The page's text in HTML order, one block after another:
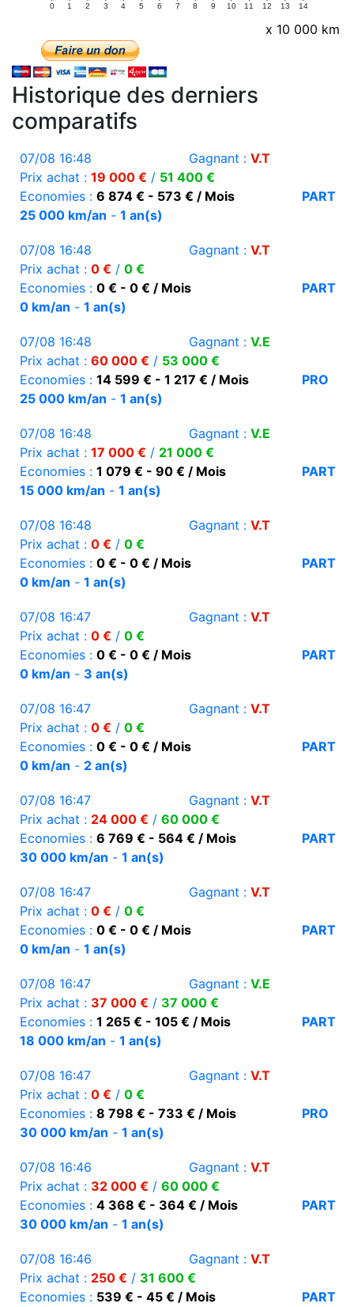
0 1 2 3 4 5 6 7 8 9 10 11 12 13 14
x 10 000 km
Historique des derniers
comparatifs
07/08 16:48 Gagnant : V.T
Prix achat : 19 000 € / 51 400 €
Economies : 6 874 € - 573 € / Mois
PART
25 000 km/an - 1 an(s)
07/08 16:48 Gagnant : V.T
Prix achat : 0 € / 0 €
Economies : 0 € - 0 € / Mois
PART
0 km/an - 1 an(s)
07/08 16:48 Gagnant : V.E
Prix achat : 60 000 € / 53 000 €
Economies : 14 599 € - 1 217 € / Mois
PRO
25 000 km/an - 1 an(s)
07/08 16:48 Gagnant : V.E
Prix achat : 17 000 € / 21 000 €
Economies : 1 079 € - 90 € / Mois
PART
15 000 km/an - 1 an(s)
07/08 16:48 Gagnant : V.T
Prix achat : 0 € / 0 €
Economies : 0 € - 0 € / Mois
PART
0 km/an - 1 an(s)
07/08 16:47 Gagnant : V.T
Prix achat : 0 € / 0 €
Economies : 0 € - 0 € / Mois
PART
0 km/an - 3 an(s)
07/08 16:47 Gagnant : V.T
Prix achat : 0 € / 0 €
Economies : 0 € - 0 € / Mois
PART
0 km/an - 2 an(s)
07/08 16:47 Gagnant : V.T
Prix achat : 24 000 € / 60 000 €
Economies : 6 769 € - 564 € / Mois
PART
30 000 km/an - 1 an(s)
07/08 16:47 Gagnant : V.T
Prix achat : 0 € / 0 €
Economies : 0 € - 0 € / Mois
PART
0 km/an - 1 an(s)
07/08 16:47 Gagnant : V.E
Prix achat : 37 000 € / 37 000 €
Economies : 1 265 € - 105 € / Mois
PART
18 000 km/an - 1 an(s)
07/08 16:47 Gagnant : V.T
Prix achat : 0 € / 0 €
Economies : 8 798 € - 733 € / Mois
PRO
30 000 km/an - 1 an(s)
07/08 16:46 Gagnant : V.T
Prix achat : 32 000 € / 60 000 €
Economies : 4 368 € - 364 € / Mois
PART
30 000 km/an - 1 an(s)
07/08 16:46 Gagnant : V.T
Prix achat : 250 € / 31 600 €
Economies : 539 € - 45 € / Mois
PART